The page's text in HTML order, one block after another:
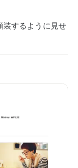
装するように見せ